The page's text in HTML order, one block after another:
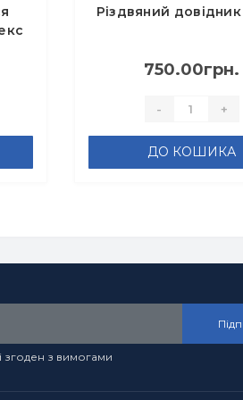
Різдвяний
750.00грн.
- +
ДО КОШИКА
згоден з вимогами